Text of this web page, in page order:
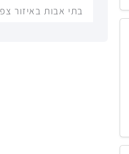
בתי אבות באיזור